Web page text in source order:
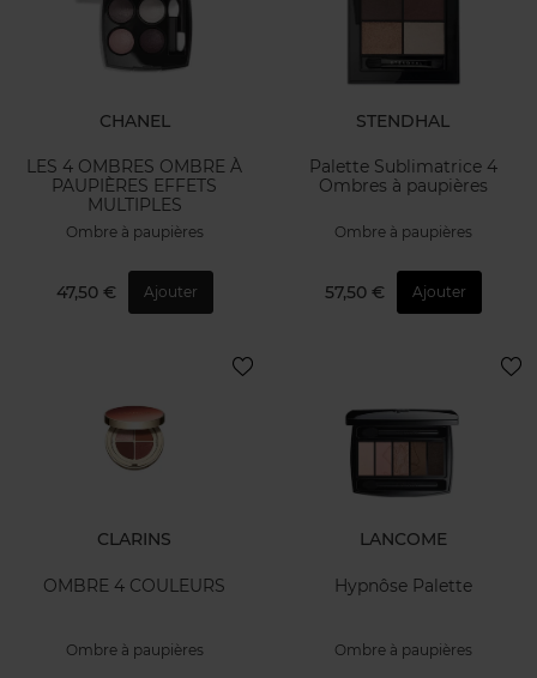
CHANEL
LES 4 OMBRES OMBRE À
PAUPIÈRES EFFETS
MULTIPLES
Ombre à paupières
47,50 € Ajouter
STENDHAL
Palette Sublimatrice 4
Ombres à paupières
Ombre à paupières
57,50 € Ajouter
CLARINS
OMBRE 4 COULEURS
Ombre à paupières
LANCOME
Hypnôse Palette
Ombre à paupières